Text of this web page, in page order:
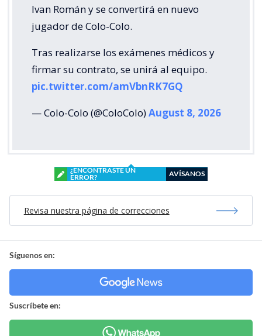
Ivan Román y se convertirá en nuevo
jugador de Colo-Colo.
Tras realizarse los exámenes médicos y
firmar su contrato, se unirá al equipo.
pic.twitter.com/amVbnRK7GQ
— Colo-Colo (@ColoColo)August 8, 2026
¿ENCONTRASTE UN
ERROR?
AVÍSANOS
Revisa nuestra página de correcciones
Síguenos en:
Suscríbete en: